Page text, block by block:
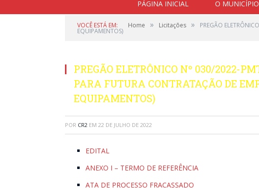
PÁGINA INICIAL O MUNICÍPIO
VOCÊ ESTÁ EM: Home » Licitações » PREGÃO
EQUIPAMENTOS)
PREGÃO ELETRÔNICO Nº 030/2022-
PARA FUTURA CONTRATAÇÃO DE
EQUIPAMENTOS)
POR CR2 EM 22 DE JULHO DE 2022
EDITAL
ANEXO I – TERMO DE REFERÊNCIA
ATA DE PROCESSO FRACASSADO